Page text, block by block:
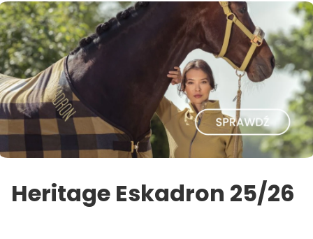
Heritage Eskadron 25/26